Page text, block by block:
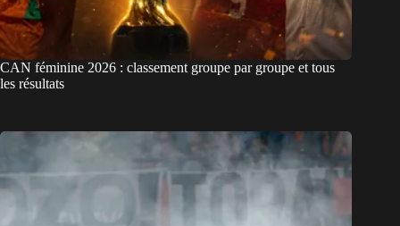
CAN féminine 2026 : classement groupe par groupe et tous
les résultats